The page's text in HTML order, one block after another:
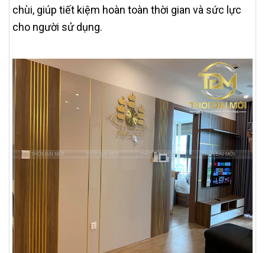
chùi, giúp tiết kiệm hoàn toàn thời gian và sức lực
cho người sử dụng.